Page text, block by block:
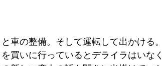
車の整備。そして運転して出かける
買いに行っているとデライラはいな